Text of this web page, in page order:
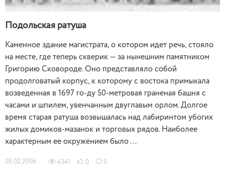
Подольская ратуша
Каменное здание магистрата, о котором идет речь, стояло
на месте, где теперь скверик — за нынешним памятником
Григорию Сковороде. Оно представляло собой
продолговатый корпус, к которому с востока примыкала
возведенная в 1697 го-ду 50-метровая граненая башня с
часами и шпилем, увенчанным двуглавым орлом. Долгое
время старая ратуша возвышалась над лабиринтом убогих
жилых домиков-мазанок и торговых рядов. Наиболее
характерным ее окружением было …
05.02.2006 4341 0 0